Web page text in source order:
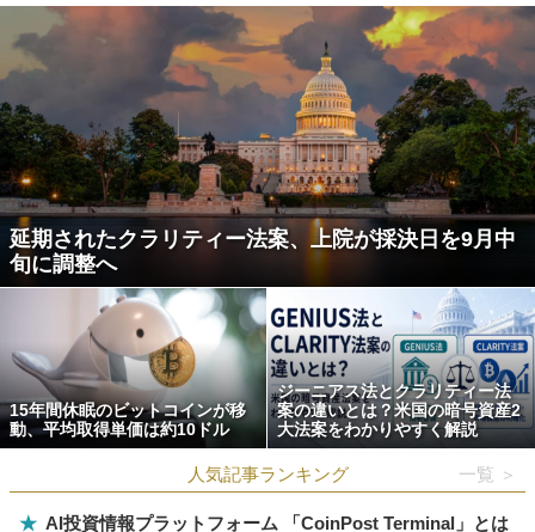
延期されたクラリティー法案、上院が採決日を9月中
旬に調整へ
15年間休眠のビットコインが移
動、平均取得単価は約10ドル
ジーニアス法とクラリティー法
案の違いとは？米国の暗号資産2
大法案をわかりやすく解説
人気記事ランキング 一覧 ＞
★ AI投資情報プラットフォーム 「CoinPost Terminal」とは